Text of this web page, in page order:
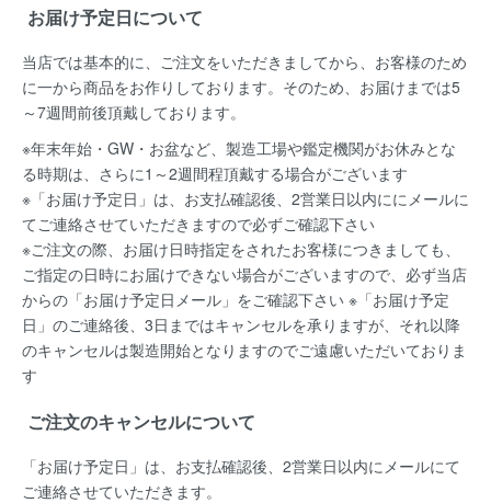
お届け予定日について
当店では基本的に、ご注文をいただきましてから、お客様のため
に一から商品をお作りしております。そのため、お届けまでは5
～7週間前後頂戴しております。
※年末年始・GW・お盆など、製造工場や鑑定機関がお休みとな
る時期は、さらに1～2週間程頂戴する場合がございます
※「お届け予定日」は、お支払確認後、2営業日以内ににメールに
てご連絡させていただきますので必ずご確認下さい
※ご注文の際、お届け日時指定をされたお客様につきましても、
ご指定の日時にお届けできない場合がございますので、必ず当店
からの「お届け予定日メール」をご確認下さい ※「お届け予定
日」のご連絡後、3日まではキャンセルを承りますが、それ以降
のキャンセルは製造開始となりますのでご遠慮いただいておりま
す
ご注文のキャンセルについて
「お届け予定日」は、お支払確認後、 2営業日以内にメールにて
ご連絡させていただきます。